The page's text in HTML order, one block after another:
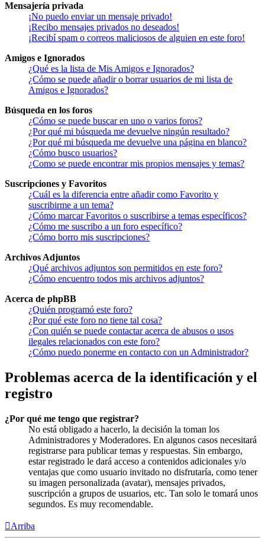
Mensajería privada
¡No puedo enviar un mensaje privado!
¡Recibo mensajes privados no deseados!
¡Recibí spam o correos maliciosos de alguien en este foro!
Amigos e Ignorados
¿Qué es la lista de Mis Amigos e Ignorados?
¿Cómo se puede añadir o borrar usuarios de mi lista de
Amigos e Ignorados?
Búsqueda en los foros
¿Cómo se puede buscar en uno o varios foros?
¿Por qué mi búsqueda me devuelve ningún resultado?
¿Por qué mi búsqueda me devuelve una página en blanco?
¿Cómo busco usuarios?
¿Como se puede encontrar mis propios mensajes y temas?
Suscripciones y Favoritos
¿Cuál es la diferencia entre añadir como Favorito y
suscribirme a un tema?
¿Cómo marcar Favoritos o suscribirse a temas específicos?
¿Cómo me suscribo a un foro específico?
¿Cómo borro mis suscripciones?
Archivos Adjuntos
¿Qué archivos adjuntos son permitidos en este foro?
¿Cómo encuentro todos mis archivos adjuntos?
Acerca de phpBB
¿Quién programó este foro?
¿Por qué este foro no tiene tal cosa?
¿Con quién se puede contactar acerca de abusos o usos
ilegales relacionados con este foro?
¿Cómo puedo ponerme en contacto con un Administrador?
Problemas acerca de la identificación y el
registro
¿Por qué me tengo que registrar?
No está obligado a hacerlo, la decisión la toman los
Administradores y Moderadores. En algunos casos necesitará
registrarse para publicar temas y respuestas. Sin embargo,
estar registrado le dará acceso a contenidos adicionales y/o
ventajas que como usuario invitado no disfrutaría, como tener
su imagen personalizada (avatar), mensajes privados,
suscripción a grupos de usuarios, etc. Tan solo le tomará unos
segundos. Es muy recomendable.
Arriba